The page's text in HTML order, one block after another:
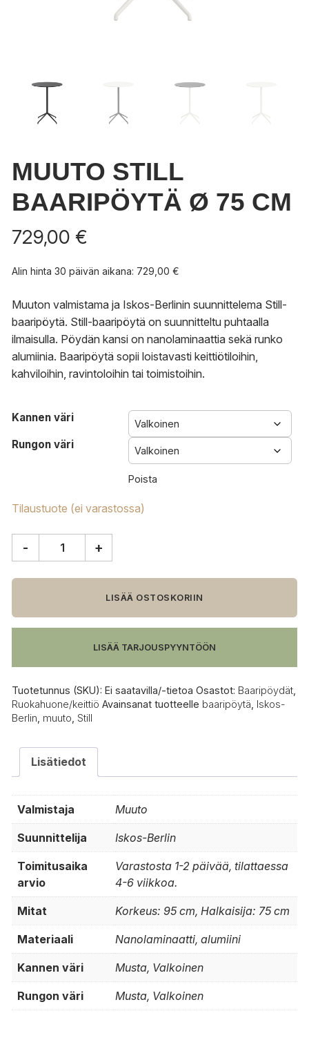
MUUTO STILL
BAARIPÖYTÄ Ø 75 CM
729,00 €
Alin hinta 30 päivän aikana: 729,00 €
Muuton valmistama ja Iskos-Berlinin suunnittelema Still-
baaripöytä. Still-baaripöytä on suunnitteltu puhtaalla
ilmaisulla. Pöydän kansi on nanolaminaattia sekä runko
alumiinia. Baaripöytä sopii loistavasti keittiötiloihin,
kahviloihin, ravintoloihin tai toimistoihin.
Kannen väri
Rungon väri
Poista
Tilaustuote (ei varastossa)
baaripöytä
75
cm
- +
LISÄÄ OSTOSKORIIN
LISÄÄ TARJOUSPYYNTÖÖN
Tuotetunnus (SKU): Ei saatavilla/-tietoa Osastot: Baaripöydät
Ruokahuone/keittiö Avainsanat tuotteelle baaripöytä Iskos-
Berlin muuto Still
Lisätiedot
Valmistaja Muuto
Suunnittelija Iskos-Berlin
Toimitusaika
arvio
Varastosta 1-2 päivää, tilattaessa
4-6 viikkoa.
Mitat Korkeus: 95 cm, Halkaisija: 75 cm
Materiaali Nanolaminaatti, alumiini
Kannen väri Musta, Valkoinen
Rungon väri Musta, Valkoinen